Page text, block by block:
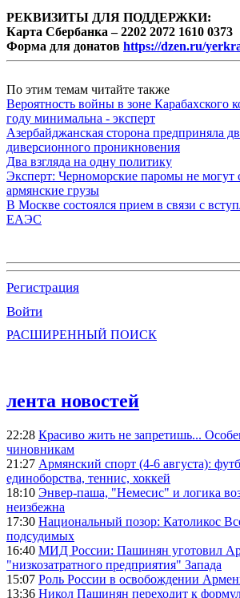
РЕКВИЗИТЫ ДЛЯ ПОДДЕРЖКИ:
Карта Сбербанка – 2202 2072 1610 0373
Форма для донатов https://dzen.ru/
По этим темам читайте также
Вероятность войны в зоне Карабахского
году минимальна - эксперт
Азербайджанская сторона предприняла
диверсионного проникновения
Два взгляда на одну политику
Эксперт: Черноморские паромы не могут
армянские грузы
В Москве состоялся прием в связи с
ЕАЭС
Регистрация
Войти
РАСШИРЕННЫЙ ПОИСК
лента новостей
22:28 Красиво жить не запретишь...
чиновникам
21:27 Армянский спорт (4-6 августа):
единоборства, теннис, хоккей
18:10 Энвер-паша, "Немесис" и логика
неизбежна
17:30 Национальный позор: Католикос
подсудимых
16:40 МИД России: Пашинян уготовил
"низкозатратного предприятия" Запада
15:07 Роль России в освобождении
13:36 Никол Пашинян переходит к